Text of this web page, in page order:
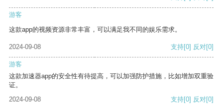
游客
这款app的视频资源非常丰富，可以满足我不同的娱乐需求。
2024-09-08 支持[0] 反对[0]
游客
这款加速器app的安全性有待提高，可以加强防护措施，比如增加双重验
证。
2024-09-08
支持[0] 反对[0]